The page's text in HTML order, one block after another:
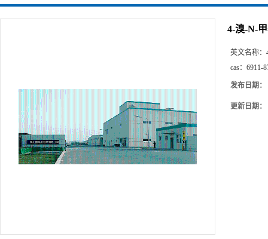
4-溴-N-
英文名称：
cas： 6911-
发布日期：
更新日期：